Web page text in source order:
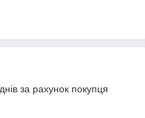
за рахунок покупця